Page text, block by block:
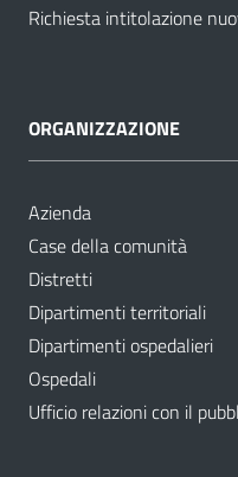
Richiesta intitolazione
ORGANIZZAZIONE
Azienda
Case della comunità
Distretti
Dipartimenti territoriali
Dipartimenti ospedalieri
Ospedali
Ufficio relazioni con il